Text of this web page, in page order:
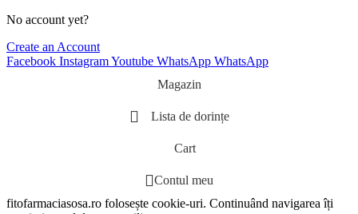
No account yet?
Create an Account
Facebook InstagramYoutube WhatsApp WhatsApp
Magazin
Lista de dorințe
Cart
Contul meu
fitofarmaciasosa.ro folosește cookie-uri. Continuând navigarea îți